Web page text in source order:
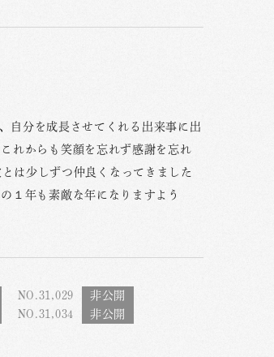
自分を成長させてくれる出来事に出
これからも笑顔を忘れず感謝を忘れ
は少しずつ仲良くなってきました
１年も素敵な年になりますよう
NO.31,029
NO.31,034